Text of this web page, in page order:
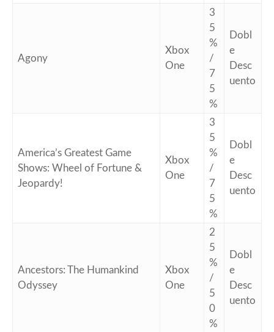
Agony
Xbox
One
3
5
%
/
7
5
%
Dobl
e
Desc
uento
America’s Greatest Game
Shows: Wheel of Fortune &
Jeopardy!
Xbox
One
3
5
%
/
7
5
%
Dobl
e
Desc
uento
Ancestors: The Humankind
Odyssey
Xbox
One
2
5
%
/
5
0
%
Dobl
e
Desc
uento